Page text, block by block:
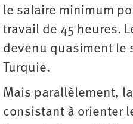
le salaire minimum
travail de 45 heures.
devenu quasiment le
Turquie.
Mais parallèlement,
consistant à orienter